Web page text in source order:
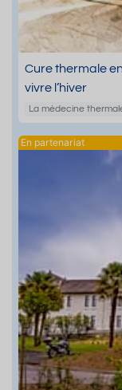
Cure thermale
vivre l’hiver
La médecine